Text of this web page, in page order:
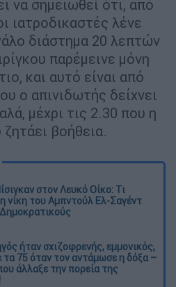
να σημειωθεί ότι, από
ιατροδικαστές λένε
διάστημα 20 λεπτών
παρέμεινε μόνη
και αυτό είναι από
ο απινιδωτής δείχνει
μέχρι τις 2.30 που η
βοήθεια.
στον Λευκό Οίκο: Τι
η νίκη του Αμπντούλ Ελ-Σαγέντ
ήταν σχιζοφρενής, εμμονικός,
τα 75 όταν τον αντάμωσε η δόξα –
άλλαξε την πορεία της